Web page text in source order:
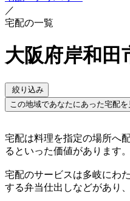
／
宅配の一覧
大阪府岸和田
絞り込み
この地域であなたにあった宅配
宅配は料理を指定の場所へ
るといった価値があります。
宅配のサービスは多岐にわ
する弁当仕出しなどがあり